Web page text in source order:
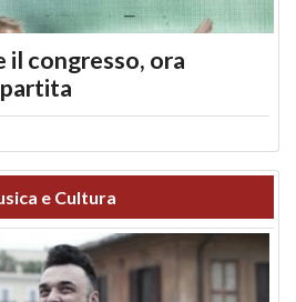
il congresso, ora
e Cultura